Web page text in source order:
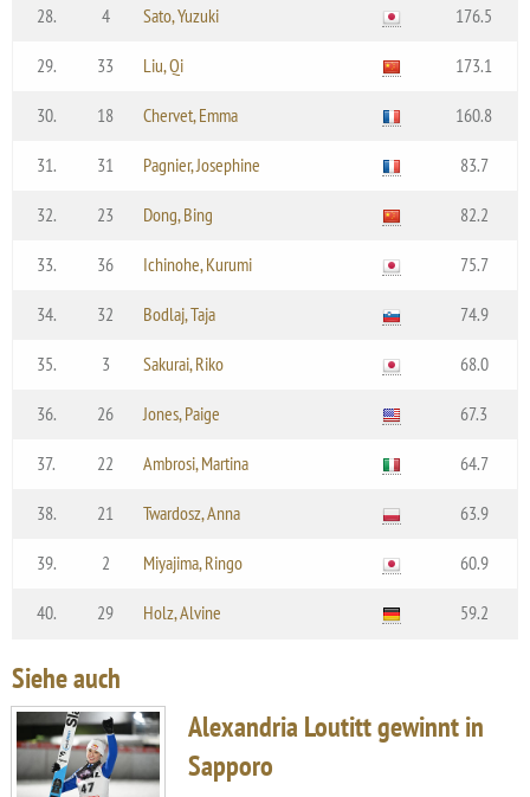
28. 4 Sato, Yuzuki 176.5
29. 33 Liu, Qi 173.1
30. 18 Chervet, Emma 160.8
31. 31 Pagnier, Josephine 83.7
32. 23 Dong, Bing 82.2
33. 36 Ichinohe, Kurumi 75.7
34. 32 Bodlaj, Taja 74.9
35. 3 Sakurai, Riko 68.0
36. 26 Jones, Paige 67.3
37. 22 Ambrosi, Martina 64.7
38. 21 Twardosz, Anna 63.9
39. 2 Miyajima, Ringo 60.9
40. 29 Holz, Alvine 59.2
Siehe auch
Alexandria Loutitt gewinnt in
Sapporo